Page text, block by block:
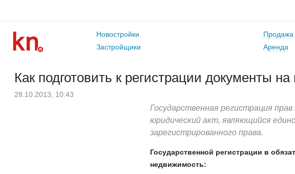
Новостройки
Застройщики
Продажа
Аренда
Как подготовить к регистрации документы
28.10.2013, 10:43
Государственная регистрация
юридический акт, являющийся
зарегистрированного права.
Государственной регистрации в
недвижимость: